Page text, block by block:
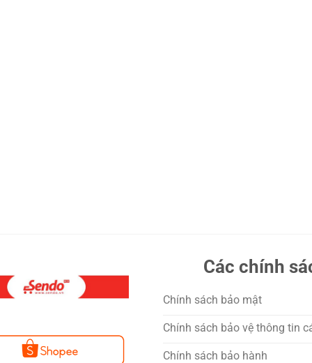
Các chính
Chính sách bảo mật
Chính sách bảo vệ thông tin
Chính sách bảo hành